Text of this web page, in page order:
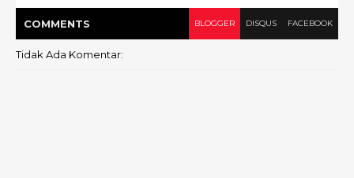
COMMENTS BLOGGER DISQUS FACEBOOK
Tidak Ada Komentar: